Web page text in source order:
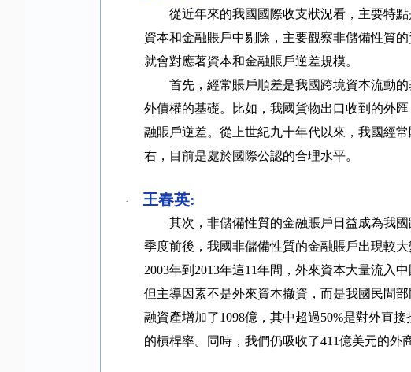
從近年來的我國國際收支狀況看，主要特
資本和金融賬戶中剔除，主要觀察非儲備性質
就會對應著資本和金融賬戶逆差規模。
首先，經常賬戶順差是我國跨境資本流動
外債權的基礎。比如，我國貨物出口收到的外
融賬戶逆差。從上世紀九十年代以來，我國經
右，目前是處於國際公認的合理水平。
· 王春英:
其次，非儲備性質的金融賬戶日益成為我
季度前後，我國非儲備性質的金融賬戶出現較大
2003年到 2013年這11年間，外來資本大量流入
但主導因素不是外來資本撤資，而是我國民間
融資產增加了1098億，其中超過50%是對外直接
的槓桿率。同時，我們仍吸收了411億美元的外